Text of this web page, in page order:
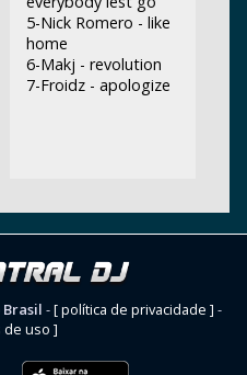
5-Nick Romero - like
home
6-Makj - revolution
7-Froidz - apologize
-[ política de privacidade ] -
uso ]